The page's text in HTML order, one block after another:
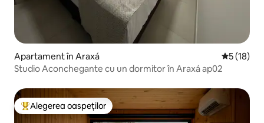
Apartament în Araxá Scor
5 (18)
Studio Aconchegante cu un dormitor în Araxá ap02
Locuință din topul categoriei Alegerea oaspeților
Alegerea oaspeților